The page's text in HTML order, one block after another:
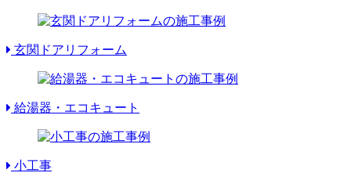
玄関ドアリフォーム
給湯器・エコキュート
小工事